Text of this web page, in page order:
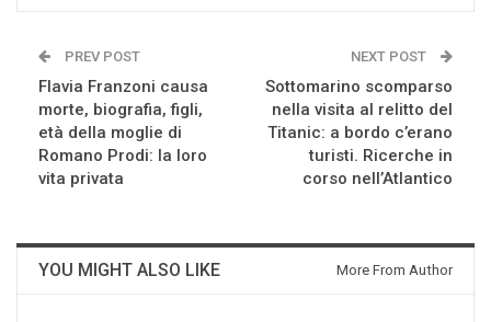
PREV POST
Flavia Franzoni causa
morte, biografia, figli,
età della moglie di
Romano Prodi: la loro
vita privata
NEXT POST
Sottomarino scomparso
nella visita al relitto del
Titanic: a bordo c’erano
turisti. Ricerche in
corso nell’Atlantico
YOU MIGHT ALSO LIKE More From Author